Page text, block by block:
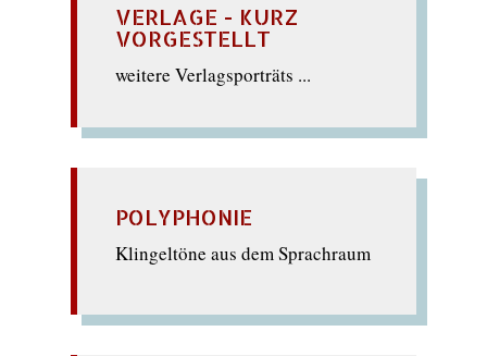
VERLAGE - KURZ
VORGESTELLT
weitere Verlagsporträts ...
POLYPHONIE
Klingeltöne aus dem Sprachraum